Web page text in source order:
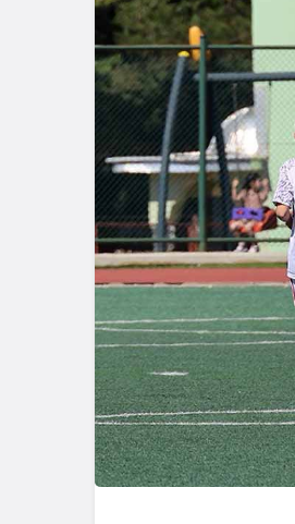
Resmi İlanlar
TEBLİĞ İLANI (BOLU 1.
AİLE MAHKEMESİ)